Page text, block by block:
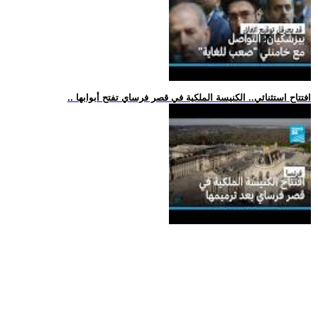
.. افتتاح استثنائي.. الكنيسة الملكية في قصر فرساي تفتح أبوابها